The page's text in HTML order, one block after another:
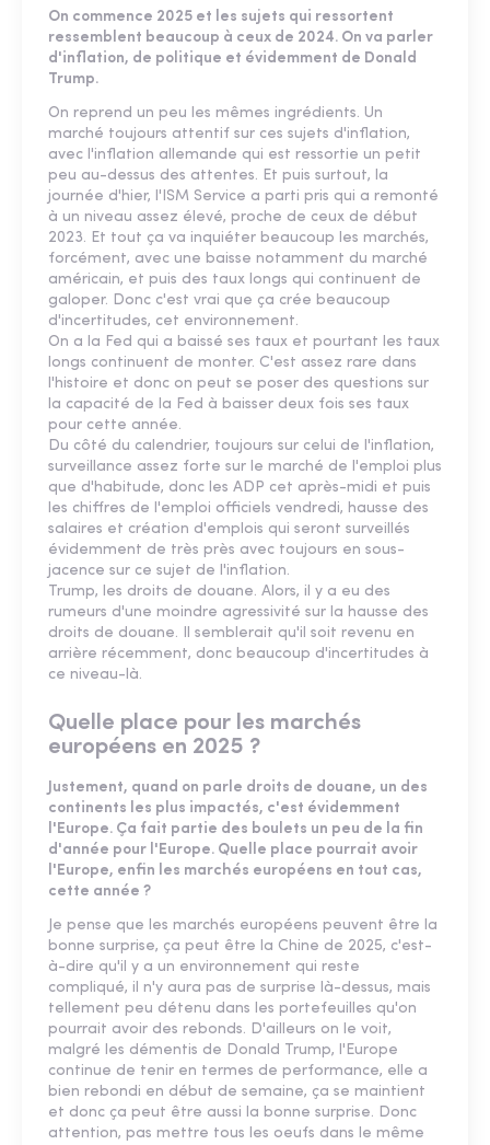
On commence 2025 et les sujets qui ressortent
ressemblent beaucoup à ceux de 2024. On va parler
d'inflation, de politique et évidemment de Donald
Trump.
On reprend un peu les mêmes ingrédients. Un
marché toujours attentif sur ces sujets d'inflation,
avec l'inflation allemande qui est ressortie un petit
peu au-dessus des attentes. Et puis surtout, la
journée d'hier, l'ISM Service a parti pris qui a remonté
à un niveau assez élevé, proche de ceux de début
2023. Et tout ça va inquiéter beaucoup les marchés,
forcément, avec une baisse notamment du marché
américain, et puis des taux longs qui continuent de
galoper. Donc c'est vrai que ça crée beaucoup
d'incertitudes, cet environnement.
On a la Fed qui a baissé ses taux et pourtant les taux
longs continuent de monter. C'est assez rare dans
l'histoire et donc on peut se poser des questions sur
la capacité de la Fed à baisser deux fois ses taux
pour cette année.
Du côté du calendrier, toujours sur celui de l'inflation,
surveillance assez forte sur le marché de l'emploi plus
que d'habitude, donc les ADP cet après-midi et puis
les chiffres de l'emploi officiels vendredi, hausse des
salaires et création d'emplois qui seront surveillés
évidemment de très près avec toujours en sous-
jacence sur ce sujet de l'inflation.
Trump, les droits de douane. Alors, il y a eu des
rumeurs d'une moindre agressivité sur la hausse des
droits de douane. Il semblerait qu'il soit revenu en
arrière récemment, donc beaucoup d'incertitudes à
ce niveau-là.
Quelle place pour les marchés
européens en 2025 ?
Justement, quand on parle droits de douane, un des
continents les plus impactés, c'est évidemment
l'Europe. Ça fait partie des boulets un peu de la fin
d'année pour l'Europe. Quelle place pourrait avoir
l'Europe, enfin les marchés européens en tout cas,
cette année ?
Je pense que les marchés européens peuvent être la
bonne surprise, ça peut être la Chine de 2025, c'est-
à-dire qu'il y a un environnement qui reste
compliqué, il n'y aura pas de surprise là-dessus, mais
tellement peu détenu dans les portefeuilles qu'on
pourrait avoir des rebonds. D'ailleurs on le voit,
malgré les démentis de Donald Trump, l'Europe
continue de tenir en termes de performance, elle a
bien rebondi en début de semaine, ça se maintient
et donc ça peut être aussi la bonne surprise. Donc
attention, pas mettre tous les oeufs dans le même